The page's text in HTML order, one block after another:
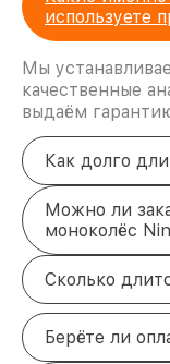
используете
Мы
качественные
выдаём
Как долго
Можно ли
моноколёс
Сколько
Берёте ли